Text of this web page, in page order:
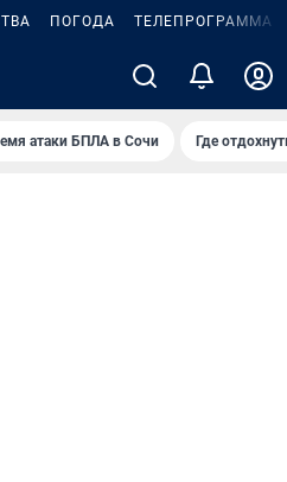
ПОГОДА ТЕЛЕПРОГРАММА
атаки БПЛА в Сочи Где